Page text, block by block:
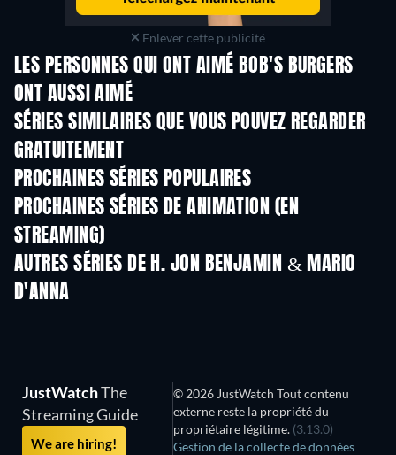
Enlever cette publicité
LES PERSONNES QUI ONT AIMÉ BOB'S BURGERS
ONT AUSSI AIMÉ
Série
SÉRIES SIMILAIRES QUE VOUS POUVEZ REGARDER
GRATUITEMENTSérie
PROCHAINES SÉRIES POPULAIRES
Série Série
PROCHAINES SÉRIES DE ANIMATION (EN
STREAMING)Saison 1
AUTRES SÉRIES DE H. JON BENJAMIN & MARIO
D'ANNA
JustWatchThe
Streaming Guide
We are hiring!
© 2026 JustWatch Tout contenu
externe reste la propriété du
propriétaire légitime. (3.13.0)
Gestion de la collecte de données